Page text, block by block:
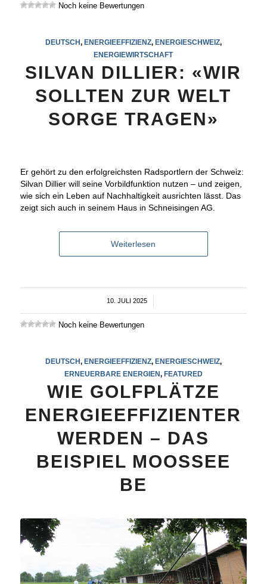
Noch keine Bewertungen
DEUTSCH, ENERGIEEFFIZIENZ, ENERGIESCHWEIZ,
ENERGIEWIRTSCHAFT
SILVAN DILLIER: «WIR
SOLLTEN ZUR WELT
SORGE TRAGEN»
Er gehört zu den erfolgreichsten Radsportlern der Schweiz:
Silvan Dillier will seine Vorbildfunktion nutzen – und zeigen,
wie sich ein Leben auf Nachhaltigkeit ausrichten lässt. Das
zeigt sich auch in seinem Haus in Schneisingen AG.
Weiterlesen
10. JULI 2025
Noch keine Bewertungen
DEUTSCH, ENERGIEEFFIZIENZ, ENERGIESCHWEIZ,
ERNEUERBARE ENERGIEN, FEATURED
WIE GOLFPLÄTZE
ENERGIEEFFIZIENTER
WERDEN – DAS
BEISPIEL MOOSSEE
BE